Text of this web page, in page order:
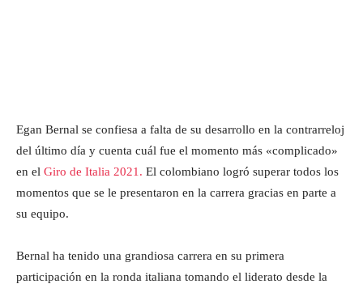
Egan Bernal se confiesa a falta de su desarrollo en la contrarreloj
del último día y cuenta cuál fue el momento más «complicado»
en el Giro de Italia 2021. El colombiano logró superar todos los
momentos que se le presentaron en la carrera gracias en parte a
su equipo.
Bernal ha tenido una grandiosa carrera en su primera
participación en la ronda italiana tomando el liderato desde la